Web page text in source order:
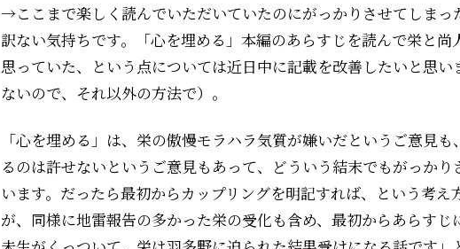
→ここまで楽しく読んでいただいていたのにがっかりさせてしまっ
訳ない気持ちです。「心を埋める」本編のあらすじを読んで栄と尚
思っていた、という点については近日中に記載を改善したいと思
ないので、それ以外の方法で）。
「心を埋める」は、栄の傲慢モラハラ気質が嫌いだというご意見
るのは許せないというご意見もあって、どういう結末でもがっか
います。だったら最初からカップリングを明記すれば、という考え
が、同様に地雷報告の多かった栄の受化も含め、最初からあらすじ